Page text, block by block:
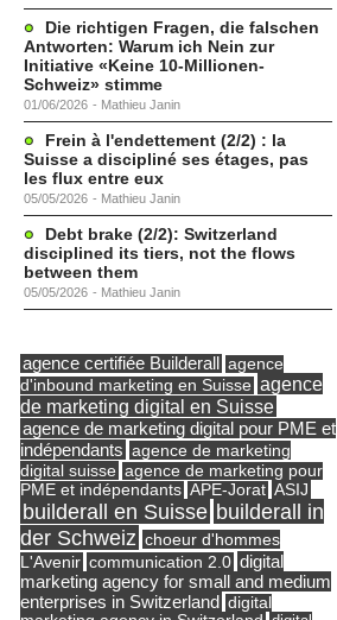
Die richtigen Fragen, die falschen
Antworten: Warum ich Nein zur
Initiative «Keine 10-Millionen-
Schweiz» stimme
01/06/2026 - Mathieu Janin
Frein à l'endettement (2/2) : la
Suisse a discipliné ses étages, pas
les flux entre eux
05/05/2026 - Mathieu Janin
Debt brake (2/2): Switzerland
disciplined its tiers, not the flows
between them
05/05/2026 - Mathieu Janin
agence certifiée Builderall
agence
d'inbound marketing en Suisse agence
de marketing digital en Suisse
agence de marketing digital pour PME et
indépendants agence de marketing
digital suisse agence de marketing pour
PME et indépendants APE-Jorat ASIJ
builderall en Suisse builderall in
der Schweiz choeur d'hommes
L'Avenir communication 2.0 digital
marketing agency for small and medium
enterprises in Switzerland digital